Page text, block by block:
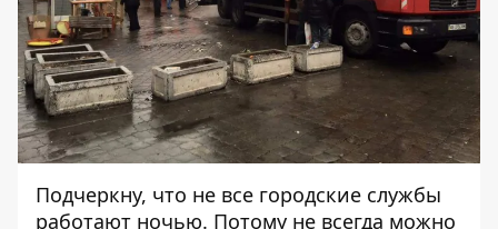
Подчеркну, что не все городские службы
работают ночью. Потому не всегда можно